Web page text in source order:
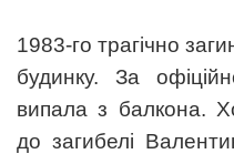
1983-го трагічно
будинку. За
випала з балкона.
до загибелі